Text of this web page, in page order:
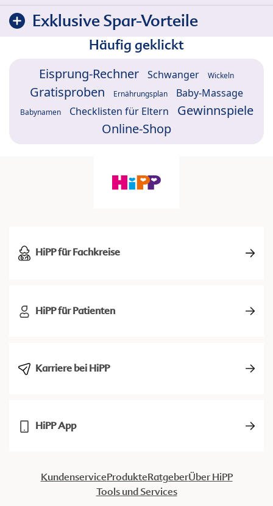
Exklusive Spar-Vorteile
Häufig geklickt
Eisprung-Rechner Schwanger Wickeln
Gratisproben Ernährungsplan Baby-Massage
Babynamen Checklisten für Eltern
Gewinnspiele
Online-Shop
HiPP für Fachkreise
HiPP für Patienten
Karriere bei HiPP
HiPP App
KundenserviceProdukteRatgeberÜber HiPP
Tools und Services